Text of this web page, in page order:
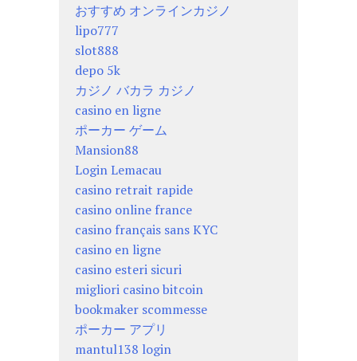
おすすめ オンラインカジノ
lipo777
slot888
depo 5k
カジノ バカラ カジノ
casino en ligne
ポーカー ゲーム
Mansion88
Login Lemacau
casino retrait rapide
casino online france
casino français sans KYC
casino en ligne
casino esteri sicuri
migliori casino bitcoin
bookmaker scommesse
ポーカー アプリ
mantul138 login